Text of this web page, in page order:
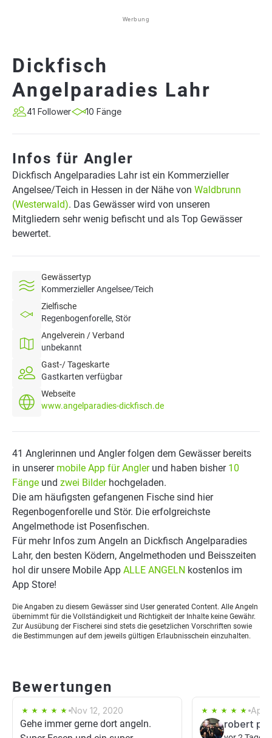
Werbung
Dickfisch
Angelparadies Lahr
41 Follower 10 Fänge
Infos für Angler
Dickfisch Angelparadies Lahr ist ein Kommerzieller
Angelsee/Teich in Hessen in der Nähe von Waldbrunn
(Westerwald). Das Gewässer wird von unseren
Mitgliedern sehr wenig befischt und als Top Gewässer
bewertet.
Gewässertyp
Kommerzieller Angelsee/Teich
Zielfische
Regenbogenforelle, Stör
Angelverein / Verband
unbekannt
Gast-/ Tageskarte
Gastkarten verfügbar
Webseite
www.angelparadies-dickfisch.de
41 Anglerinnen und Angler folgen dem Gewässer bereits
in unserer mobile App für Anglerund haben bisher 10
Fänge und zwei Bilderhochgeladen.
Die am häufigsten gefangenen Fische sind hier
Regenbogenforelle und Stör. Die erfolgreichste
Angelmethode ist Posenfischen.
Für mehr Infos zum Angeln an Dickfisch Angelparadies
Lahr, den besten Ködern, Angelmethoden und Beisszeiten
hol dir unsere Mobile App ALLE ANGELN kostenlos im
App Store!
Die Angaben zu diesem Gewässer sind User generated Content. Alle Angeln
übernimmt für die Vollständigkeit und Richtigkeit der Inhalte keine Gewähr.
Zur Ausübung der Fischerei sind stets die gesetzlichen Vorschriften sowie
die Bestimmungen auf dem jeweils gültigen Erlaubnisschein einzuhalten.
Bewertungen
Nov 12, 2020
Gehe immer gerne dort angeln.
Apr
robert